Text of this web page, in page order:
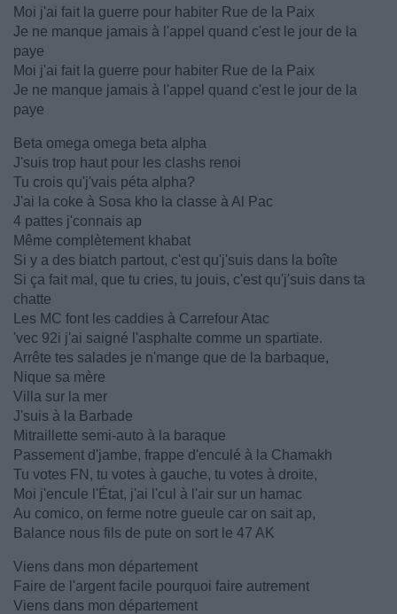
Moi j'ai fait la guerre pour habiter Rue de la Paix
Je ne manque jamais à l'appel quand c'est le jour de la
paye
Moi j'ai fait la guerre pour habiter Rue de la Paix
Je ne manque jamais à l'appel quand c'est le jour de la
paye
Beta omega omega beta alpha
J'suis trop haut pour les clashs renoi
Tu crois qu'j'vais péta alpha?
J'ai la coke à Sosa kho la classe à Al Pac
4 pattes j'connais ap
Même complètement khabat
Si y a des biatch partout, c'est qu'j'suis dans la boîte
Si ça fait mal, que tu cries, tu jouis, c'est qu'j'suis dans ta
chatte
Les MC font les caddies à Carrefour Atac
'vec 92i j'ai saigné l'asphalte comme un spartiate.
Arrête tes salades je n'mange que de la barbaque,
Nique sa mère
Villa sur la mer
J'suis à la Barbade
Mitraillette semi-auto à la baraque
Passement d'jambe, frappe d'enculé à la Chamakh
Tu votes FN, tu votes à gauche, tu votes à droite,
Moi j'encule l'État, j'ai l'cul à l'air sur un hamac
Au comico, on ferme notre gueule car on sait ap,
Balance nous fils de pute on sort le 47 AK
Viens dans mon département
Faire de l'argent facile pourquoi faire autrement
Viens dans mon département